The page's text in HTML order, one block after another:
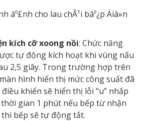
kích cỡ xoong nồi: Chức năng
tự động kích hoạt khi vùng nấu
2,5 giây. Trong trường hợp trên
hình hiển thị mức công suất đã
khiển sẽ hiển thị lỗi "u” nhấp
gian 1 phút nếu bếp từ nhận
bếp sẽ tự động tắt.